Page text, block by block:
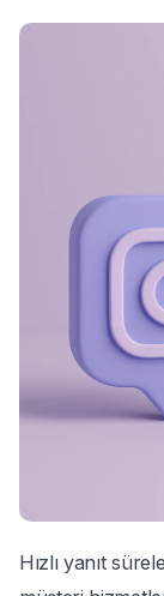
Hızlı yanıt